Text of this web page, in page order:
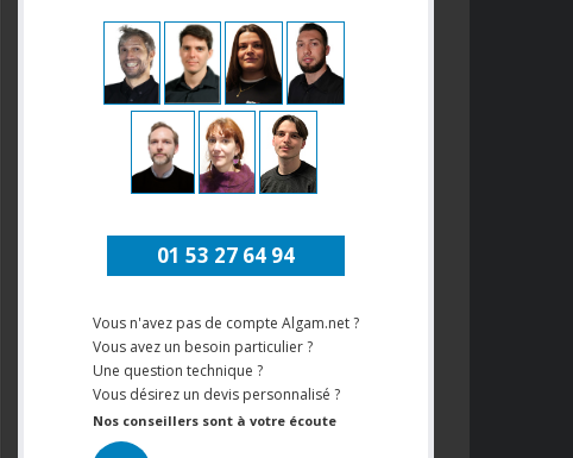
01 53 27 64 94
Vous n'avez pas de compte Algam.net ?
Vous avez un besoin particulier ?
Une question technique ?
Vous désirez un devis personnalisé ?
Nos conseillers sont à votre écoute